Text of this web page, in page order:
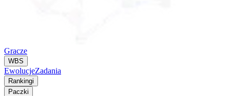
Gracze
WBS
EwolucjeZadania
Rankingi
Paczki